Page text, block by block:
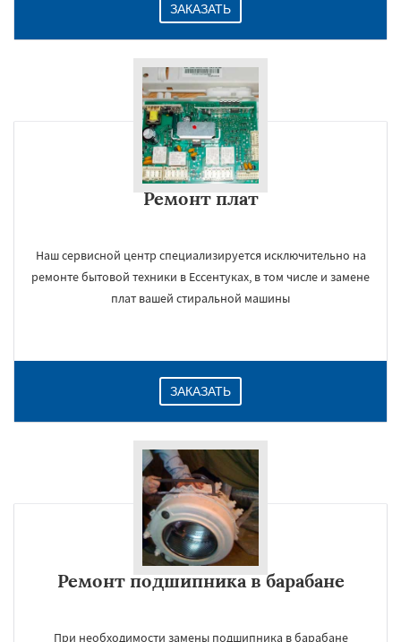
ЗАКАЗАТЬ
Ремонт плат
Наш сервисной центр специализируется исключительно на
ремонте бытовой техники в Ессентуках, в том числе и замене
плат вашей стиральной машины
ЗАКАЗАТЬ
Ремонт подшипника в барабане
При необходимости замены подшипника в барабане